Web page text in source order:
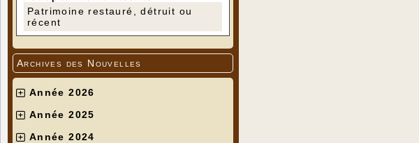
Patrimoine restauré, détruit ou
récent
Archives des Nouvelles
Année 2026
Année 2025
Année 2024